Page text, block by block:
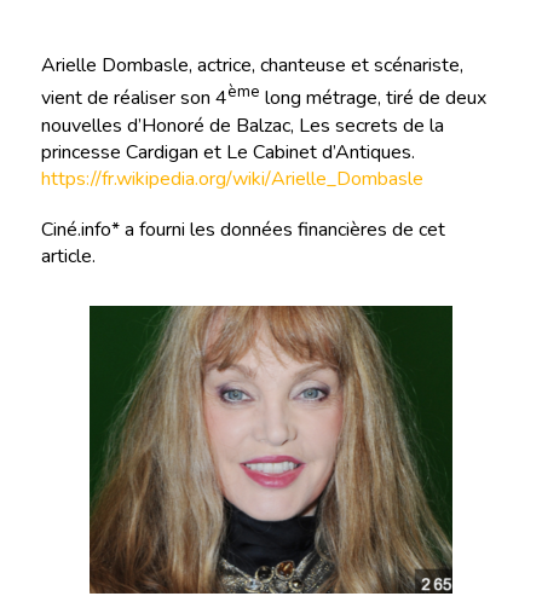
Arielle Dombasle, actrice, chanteuse et scénariste,
vient de réaliser son 4ème long métrage, tiré de deux
nouvelles d’Honoré de Balzac, Les secrets de la
princesse Cardigan et Le Cabinet d’Antiques.
https://fr.wikipedia.org/wiki/Arielle_Dombasle
Ciné.info* a fourni les données financières de cet
article.